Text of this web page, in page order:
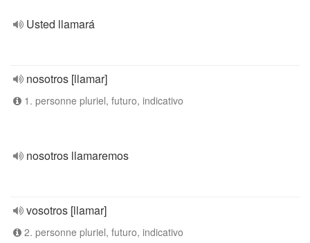
Usted llamará
nosotros [llamar]
1. personne pluriel, futuro, indicativo
nosotros llamaremos
vosotros [llamar]
2. personne pluriel, futuro, indicativo